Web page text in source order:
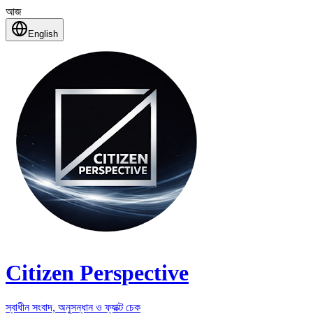
আজ
English
Citizen Perspective
স্বাধীন সংবাদ, অনুসন্ধান ও ফ্যাক্ট চেক